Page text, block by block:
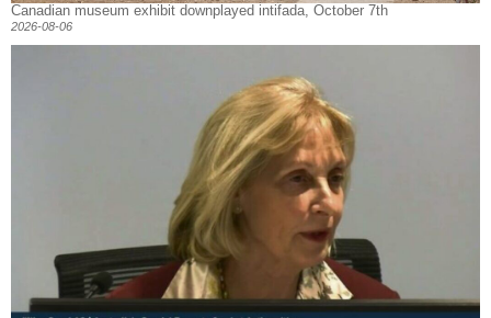
Canadian museum exhibit downplayed intifada, October 7th
2026-08-06